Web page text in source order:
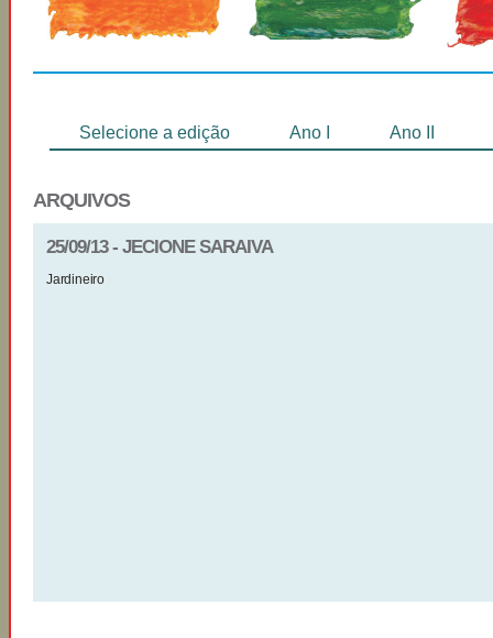
Selecione a edição Ano I Ano II
ARQUIVOS
25/09/13 - JECIONE SARAIVA
Jardineiro